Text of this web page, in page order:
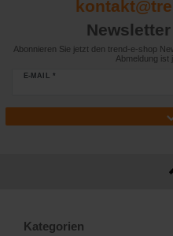
Abonnieren Sie jetzt den trend-e-shop
Abmeldung ist
E-MAIL *
Kategorien